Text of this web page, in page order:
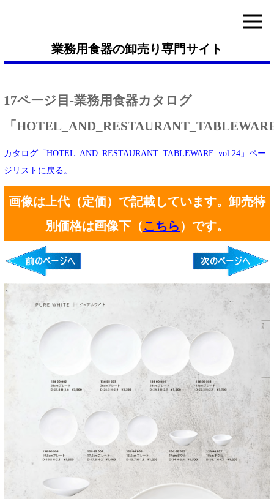
業務用食器の卸売り専門サイト
17ページ目-業務用食器カタログ
「
カタログ「HOTEL_AND_RESTAURANT_TABLEWARE_vol.24」ペー
ジリストに戻る。
画像は上代（定価）で記載しています。卸売特
別価格は画像下（こちら ）です。